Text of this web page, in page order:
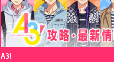
A3!